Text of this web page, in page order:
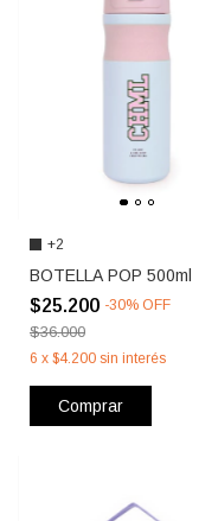
+2
BOTELLA POP 500ml
$25.200 -30% OFF
$36.000
6 x $4.200 sin interés
Comprar